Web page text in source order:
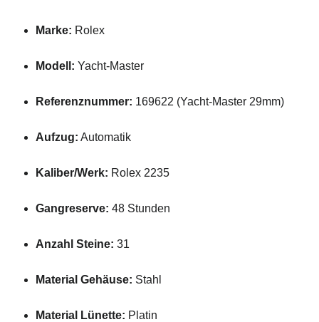
Marke: Rolex
Modell: Yacht-Master
Referenznummer: 169622 (Yacht-Master 29mm)
Aufzug: Automatik
Kaliber/Werk: Rolex 2235
Gangreserve: 48 Stunden
Anzahl Steine: 31
Material Gehäuse: Stahl
Material Lünette: Platin